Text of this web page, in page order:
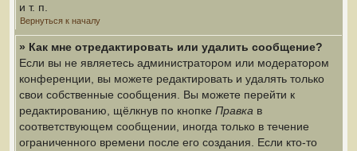
и т. п.
Вернуться к началу
» Как мне отредактировать или удалить сообщение?
Если вы не являетесь администратором или модератором
конференции, вы можете редактировать и удалять только
свои собственные сообщения. Вы можете перейти к
редактированию, щёлкнув по кнопке Правка в
соответствующем сообщении, иногда только в течение
ограниченного времени после его создания. Если кто-то